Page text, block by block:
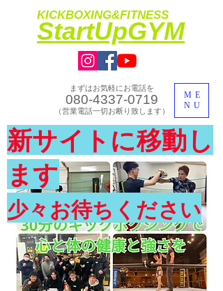
KICKBOXING&FITNESS
​StartUpGYM
ME
NU
まずはお気軽にお電話を
080-4337-0719
​（営業電話一切お断り致します）
​体験入会実施中
新サイトに移動し
ます
少々お待ちください